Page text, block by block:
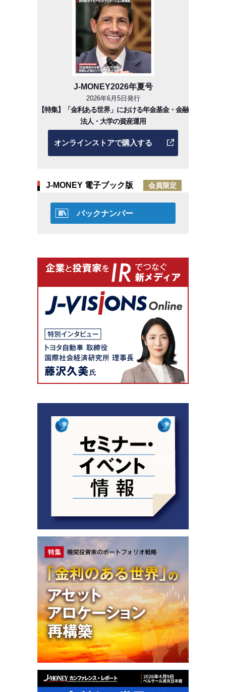
J-MONEY2026年夏号
2026年6月5日発行
【特集】「金利ある世界」における年金基金・金融
法人・大学の資産運用
オンラインストアで購入する
J-MONEY 電子ブック版 会員限定
バックナンバー